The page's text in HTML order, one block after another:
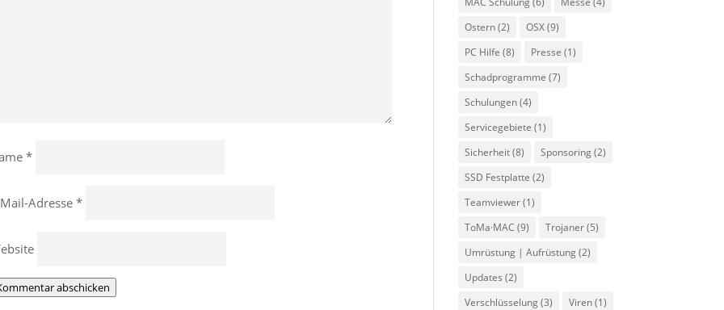
*
Adresse*
abschicken
Ostern(2) OSX(9)
PC Hilfe (8) Presse (1)
Schadprogramme (7)
Schulungen(4)
Servicegebiete (1)
Sicherheit(8) Sponsoring(2)
SSD Festplatte (2)
Teamviewer(1)
ToMa·MAC (9) Trojaner(5)
Umrüstung | Aufrüstung(2)
Updates (2)
Verschlüsselung(3) Viren(1)